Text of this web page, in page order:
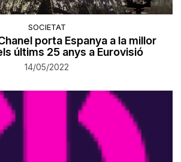
SOCIETAT
porta Espanya a la millor
últims 25 anys a Eurovisió
14/05/2022